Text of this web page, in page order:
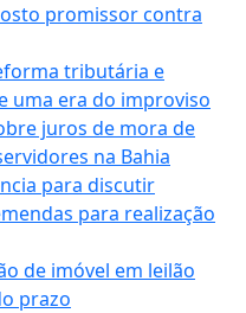
promissor contra
tributária e
uma era do improviso
juros de mora de
na Bahia
para discutir
para realização
de imóvel em leilão
prazo